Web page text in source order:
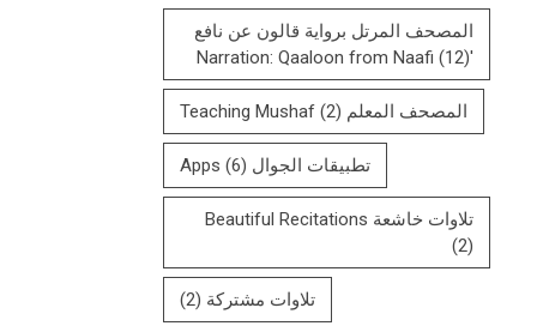
المصحف المرتل بروایة قالون عن نافع
'Narration: Qaaloon from Naafi
(12)
المصحف المعلم Teaching Mushaf (2)
تطبيقات الجوال Apps (6)
تلاوات خاشعة Beautiful Recitations
(2)
تلاوات مشتركة (2)